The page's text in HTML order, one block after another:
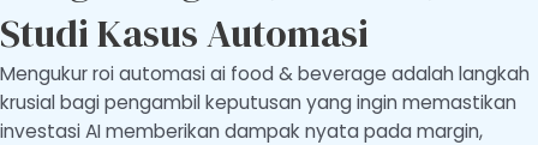
Studi Kasus Automasi
Mengukur roi automasi ai food & beverage adalah langkah
krusial bagi pengambil keputusan yang ingin memastikan
investasi AI memberikan dampak nyata pada margin,